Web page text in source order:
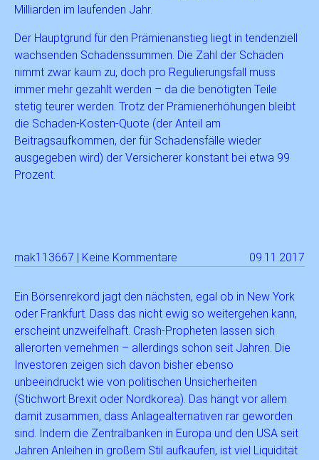
Milliarden im laufenden Jahr.
Der Hauptgrund für den Prämienanstieg liegt in tendenziell
wachsenden Schadenssummen. Die Zahl der Schäden
nimmt zwar kaum zu, doch pro Regulierungsfall muss
immer mehr gezahlt werden – da die benötigten Teile
stetig teurer werden. Trotz der Prämienerhöhungen bleibt
die Schaden-Kosten-Quote (der Anteil am
Beitragsaufkommen, der für Schadensfälle wieder
ausgegeben wird) der Versicherer konstant bei etwa 99
Prozent.
mak113667 | Keine Kommentare 09.11.2017
Ein Börsenrekord jagt den nächsten, egal ob in New York
oder Frankfurt. Dass das nicht ewig so weitergehen kann,
erscheint unzweifelhaft. Crash-Propheten lassen sich
allerorten vernehmen – allerdings schon seit Jahren. Die
Investoren zeigen sich davon bisher ebenso
unbeeindruckt wie von politischen Unsicherheiten
(Stichwort Brexit oder Nordkorea). Das hängt vor allem
damit zusammen, dass Anlagealternativen rar geworden
sind. Indem die Zentralbanken in Europa und den USA seit
Jahren Anleihen in großem Stil aufkaufen, ist viel Liquidität